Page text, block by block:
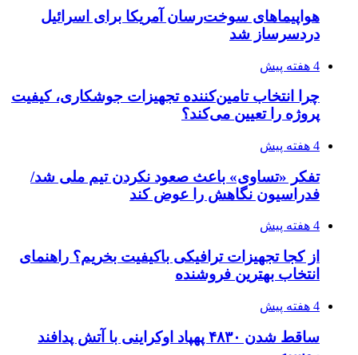
افزایش ۳ تا ۴ درجه‌ای دما در ایلام تا اواخر هفته
۱۴۰۵/۰۴/۲۰
رکوردزنی عمل پیوند عضو در قلب پایتخت
۱۴۰۵/۰۴/۱۹
برق، ضامن پایداری شبکه است
۱۴۰۵/۰۴/۱۸
راه اندازی مرغداری؛ محاسبه هزینه، درآمد و سود با
طرح توجیهی
۱۴۰۵/۰۴/۱۸
۱۴۲۰؛ راه ارتباطی بیمه شدگان تأمین‌اجتماعی
۱۴۰۵/۰۴/۱۶